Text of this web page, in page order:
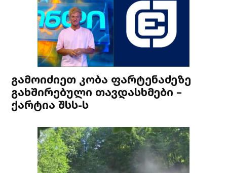
გამოიძიეთ კობა ფარტენაძეზე
გახშირებული თავდასხმები –
ქარტია შსს-ს